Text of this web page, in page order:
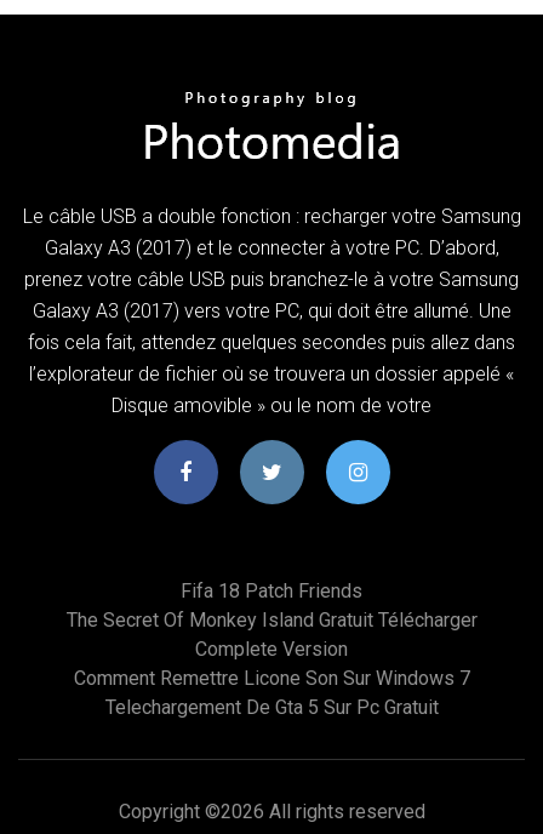
Le câble USB a double fonction : recharger votre Samsung
Galaxy A3 (2017) et le connecter à votre PC. D’abord,
prenez votre câble USB puis branchez-le à votre Samsung
Galaxy A3 (2017) vers votre PC, qui doit être allumé. Une
fois cela fait, attendez quelques secondes puis allez dans
l’explorateur de fichier où se trouvera un dossier appelé «
Disque amovible » ou le nom de votre
Fifa 18 Patch Friends
The Secret Of Monkey Island Gratuit Télécharger
Complete Version
Comment Remettre Licone Son Sur Windows 7
Telechargement De Gta 5 Sur Pc Gratuit
Copyright ©2026 All rights reserved